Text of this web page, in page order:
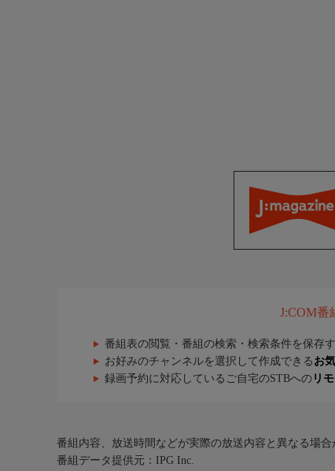
J:COM番
番組表の閲覧・番組の検索・検索条件を保存
お好みのチャンネルを選択して作成できる お
録画予約に対応しているご自宅のSTBへの リ
番組内容、放送時間などが実際の放送内容と異なる場合
番組データ提供元：IPG Inc.